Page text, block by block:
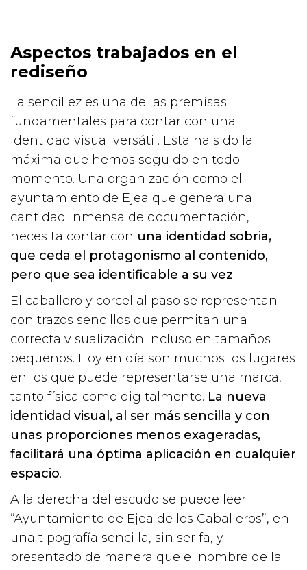
Aspectos trabajados en el
rediseño
La sencillez es una de las premisas
fundamentales para contar con una
identidad visual versátil. Esta ha sido la
máxima que hemos seguido en todo
momento. Una organización como el
ayuntamiento de Ejea que genera una
cantidad inmensa de documentación,
necesita contar con una identidad sobria,
que ceda el protagonismo al contenido,
pero que sea identificable a su vez.
El caballero y corcel al paso se representan
con trazos sencillos que permitan una
correcta visualización incluso en tamaños
pequeños. Hoy en día son muchos los lugares
en los que puede representarse una marca,
tanto física como digitalmente. La nueva
identidad visual, al ser más sencilla y con
unas proporciones menos exageradas,
facilitará una óptima aplicación en cualquier
espacio.
A la derecha del escudo se puede leer
“Ayuntamiento de Ejea de los Caballeros”, en
una tipografía sencilla, sin serifa, y
presentado de manera que el nombre de la